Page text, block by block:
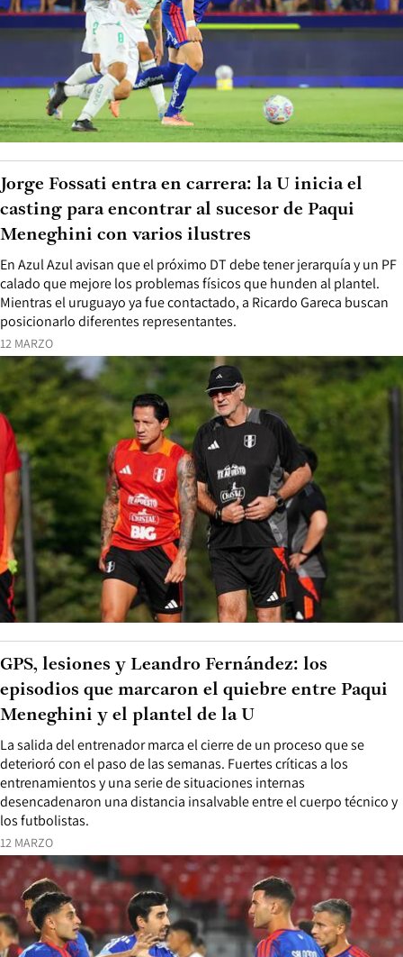
12 MARZO
En Azul Azul avisan que el próximo DT debe tener jerarquía y un PF
calado que mejore los problemas físicos que hunden al plantel.
Mientras el uruguayo ya fue contactado, a Ricardo Gareca buscan
posicionarlo diferentes representantes.
Jorge Fossati entra en carrera: la U inicia el
casting para encontrar al sucesor de Paqui
Meneghini con varios ilustres
12 MARZO
La salida del entrenador marca el cierre de un proceso que se
deterioró con el paso de las semanas. Fuertes críticas a los
entrenamientos y una serie de situaciones internas
desencadenaron una distancia insalvable entre el cuerpo técnico y
los futbolistas.
GPS, lesiones y Leandro Fernández: los
episodios que marcaron el quiebre entre Paqui
Meneghini y el plantel de la U